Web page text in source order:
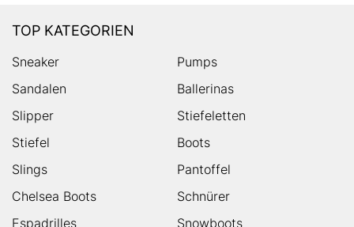
TOP KATEGORIEN
Sneaker
Pumps
Sandalen
Ballerinas
Slipper
Stiefeletten
Stiefel
Boots
Slings
Pantoffel
Chelsea Boots
Schnürer
Espadrilles
Snowboots